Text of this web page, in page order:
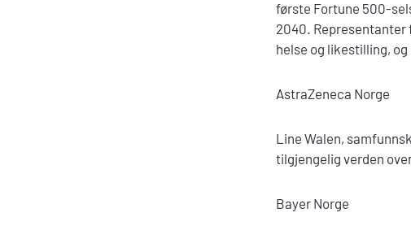
første Fortune 500-
2040.
helse og likestilling,
AstraZeneca Norge
Line Walen,
tilgjengelig verden
Bayer Norge